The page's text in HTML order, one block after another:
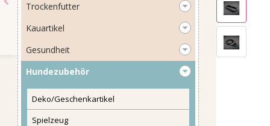
Trockenfutter
Kauartikel
Gesundheit
Hundezubehör
Deko/Geschenkartikel
Spielzeug